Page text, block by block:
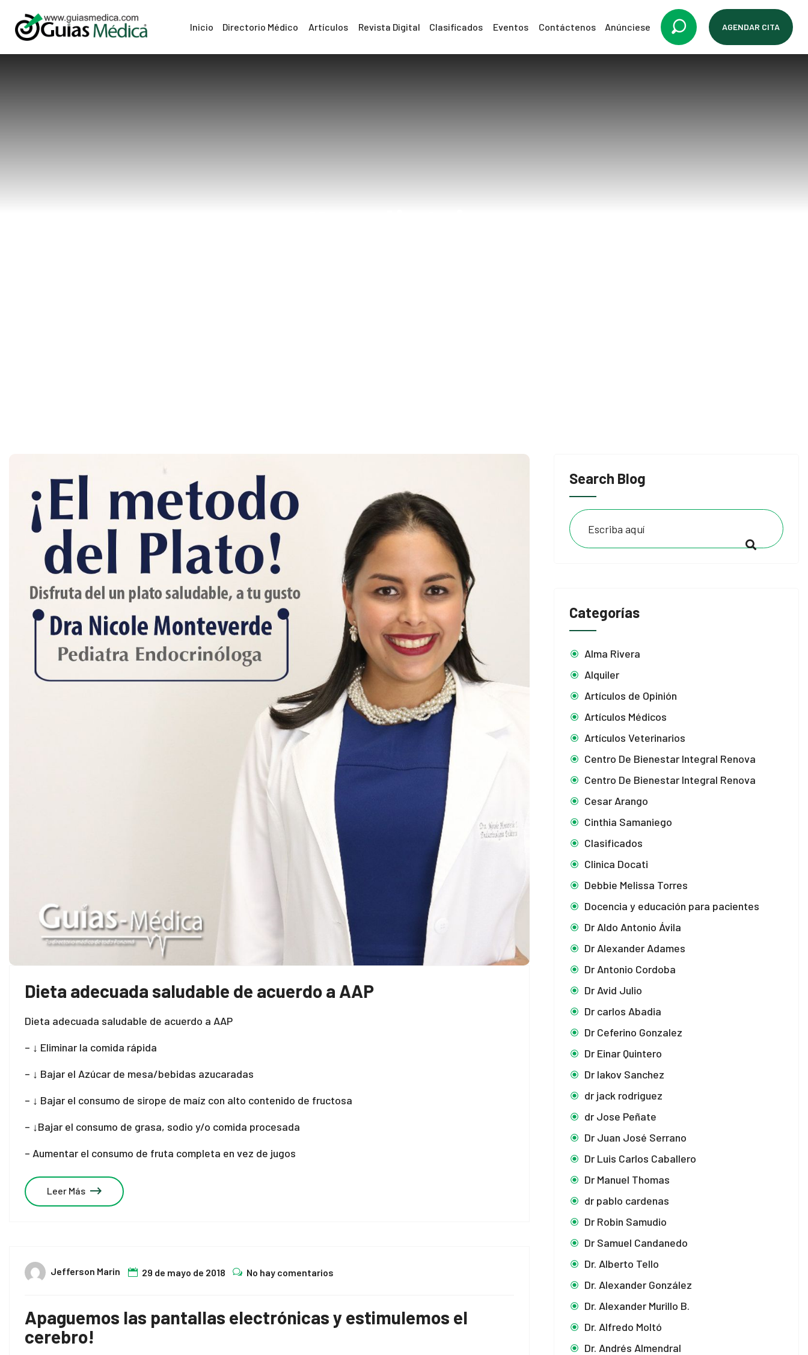
Inicio Directorio Médico Artículos Revista Digital Clasificados Eventos Contáctenos Anúnciese AGENDAR CITA
Search Blog
Categorías
Alma Rivera
Alquiler
Artículos de Opinión
Artículos Médicos
Artículos Veterinarios
Centro De Bienestar Integral Renova
Centro De Bienestar Integral Renova
Cesar Arango
Cinthia Samaniego
Clasificados
Clinica Docati
Debbie Melissa Torres
Docencia y educación para pacientes
Dr Aldo Antonio Ávila
Dr Alexander Adames
Dr Antonio Cordoba
Dr Avid Julio
Dr carlos Abadia
Dr Ceferino Gonzalez
Dr Einar Quintero
Dr Iakov Sanchez
dr jack rodriguez
dr Jose Peñate
Dr Juan José Serrano
Dr Luis Carlos Caballero
Dr Manuel Thomas
dr pablo cardenas
Dr Robin Samudio
Dr Samuel Candanedo
Dr. Alberto Tello
Dr. Alexander González
Dr. Alexander Murillo B.
Dr. Alfredo Moltó
Dr. Andrés Almendral
Dieta adecuada saludable de acuerdo a AAP
Dieta adecuada saludable de acuerdo a AAP
– ↓ Eliminar la comida rápida
– ↓ Bajar el Azúcar de mesa/bebidas azucaradas
– ↓ Bajar el consumo de sirope de maíz con alto contenido de fructosa
– ↓Bajar el consumo de grasa, sodio y/o comida procesada
– Aumentar el consumo de fruta completa en vez de jugos
Leer Más
Jefferson Marin 29 de mayo de 2018 No hay comentarios
Apaguemos las pantallas electrónicas y estimulemos el
cerebro!